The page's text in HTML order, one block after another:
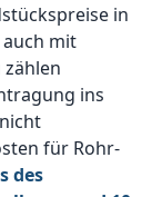
in
auch mit
ins
für Rohr-
des